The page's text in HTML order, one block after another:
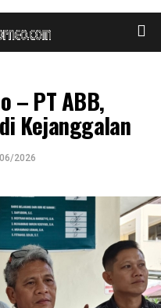
– PT ABB,
Kejanggalan
2026